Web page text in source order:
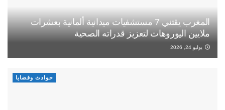
المغرب يقتني 7 مستشفيات ميدانية ألمانية بعشرات
ملايين اليوروهات لتعزيز قدراته الصحية
يوليو 24, 2026
حوادث وقضايا